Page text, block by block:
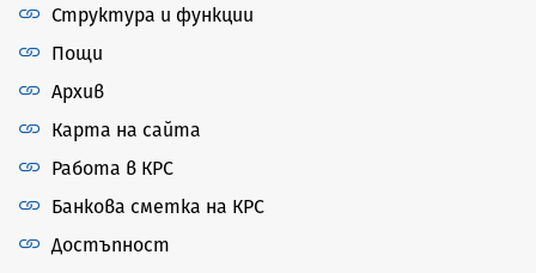
Структура и функции
Пощи
Архив
Карта на сайта
Работа в КРС
Банкова сметка на КРС
Достъпност